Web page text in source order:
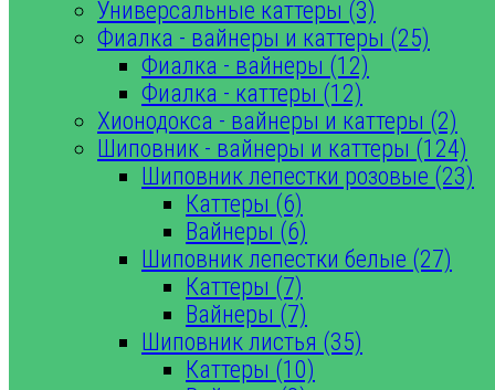
Универсальные каттеры (3)
Фиалка - вайнеры и каттеры (25)
Фиалка - вайнеры (12)
Фиалка - каттеры (12)
Хионодокса - вайнеры и каттеры (2)
Шиповник - вайнеры и каттеры (124)
Шиповник лепестки розовые (23)
Каттеры (6)
Вайнеры (6)
Шиповник лепестки белые (27)
Каттеры (7)
Вайнеры (7)
Шиповник листья (35)
Каттеры (10)